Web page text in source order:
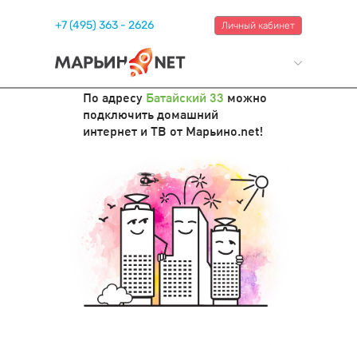
+7 (495) 363 - 2626 Личный кабинет
По адресу Батайский 33 можно
подключить домашний
интернет и ТВ от Марьино.net!